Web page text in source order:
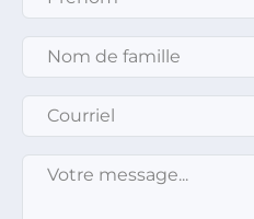
Nom de famille
Courriel
Message